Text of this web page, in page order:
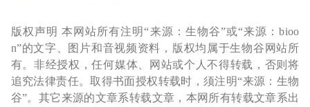
版权声明 本网站所有注明“来源：生物谷”或“来源：bioo
n”的文字、图片和音视频资料，版权均属于生物谷网站所
有。非经授权，任何媒体、网站或个人不得转载，否则将
追究法律责任。取得书面授权转载时，须注明“来源：生物
谷”。其它来源的文章系转载文章，本网所有转载文章系出